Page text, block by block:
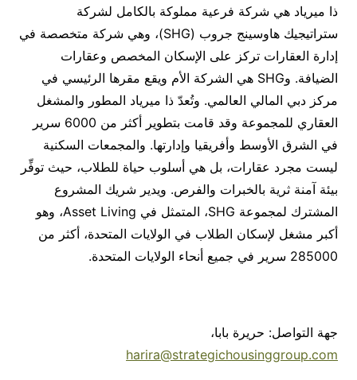
ذا ميرياد هي شركة فرعية مملوكة بالكامل لشركة
ستراتيجيك هاوسينج جروب (SHG)، وهي شركة متخصصة في
إدارة العقارات تركز على الإسكان المخصص وعقارات
الضيافة. وSHG هي الشركة الأم ويقع مقرها الرئيسي في
مركز دبي المالي العالمي. وتُعدّ ذا ميرياد المطور والمشغل
العقاري للمجموعة وقد قامت بتطوير أكثر من 6000 سرير
في الشرق الأوسط وأفريقيا وإدارتها. والمجمعات السكنية
ليست مجرد عقارات، بل هي أسلوب حياة للطلاب، حيث توفِّر
بيئة آمنة ثرية بالخبرات والفرص. ويدير شريك المشروع
المشترك لمجموعة SHG، المتمثل في Asset Living، وهو
أكبر مشغل لإسكان الطلاب في الولايات المتحدة، أكثر من
285000 سرير في جميع أنحاء الولايات المتحدة.
جهة التواصل: حريرة بابا،
harira@strategichousinggroup.com